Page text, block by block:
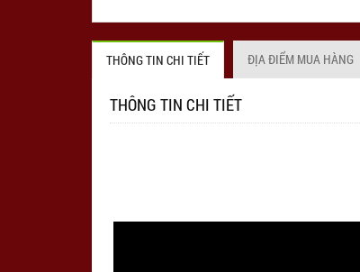
THÔNG TIN CHI TIẾT ĐỊA ĐIỂM MUA HÀNG
THÔNG TIN CHI TIẾT